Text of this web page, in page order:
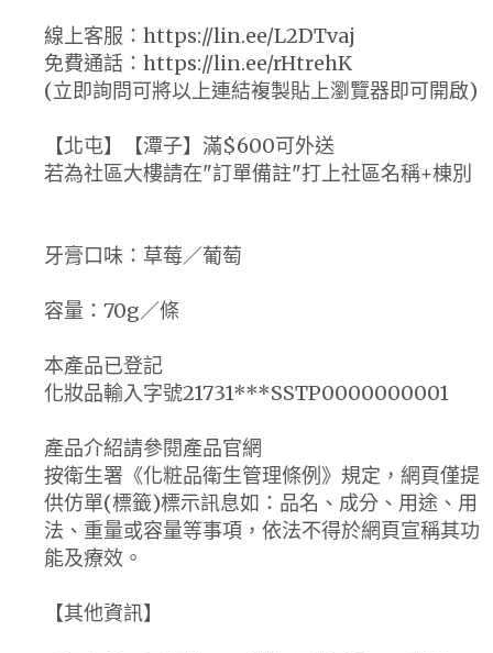
線上客服：https://lin.ee/L2DTvaj
免費通話：https://lin.ee/rHtrehK
(立即詢問可將以上連結複製貼上瀏覽器即可開啟)
【北屯】【潭子】滿$600可外送
若為社區大樓請在"訂單備註"打上社區名稱+棟別
牙膏口味：草莓／葡萄
容量：70g／條
本產品已登記
化妝品輸入字號21731***SSTP0000000001
產品介紹請參閱產品官網
按衛生署《化粧品衛生管理條例》規定，網頁僅提
供仿單(標籤)標示訊息如：品名、成分、用途、用
法、重量或容量等事項，依法不得於網頁宣稱其功
能及療效。
【其他資訊】